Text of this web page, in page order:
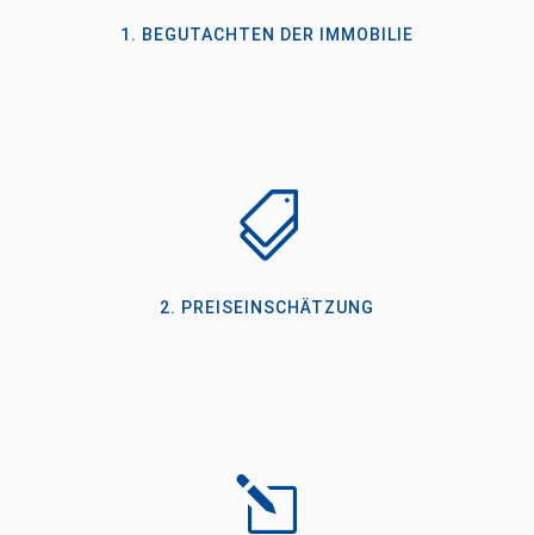
1. BEGUTACHTEN DER IMMOBILIE

2. PREISEINSCHÄTZUNG
l